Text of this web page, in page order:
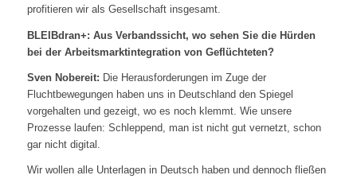
profitieren wir als Gesellschaft insgesamt.
BLEIBdran+: Aus Verbandssicht, wo sehen Sie die Hürden
bei der Arbeitsmarktintegration von Geflüchteten?
Sven Nobereit: Die Herausforderungen im Zuge der
Fluchtbewegungen haben uns in Deutschland den Spiegel
vorgehalten und gezeigt, wo es noch klemmt. Wie unsere
Prozesse laufen: Schleppend, man ist nicht gut vernetzt, schon
gar nicht digital.
Wir wollen alle Unterlagen in Deutsch haben und dennoch fließen